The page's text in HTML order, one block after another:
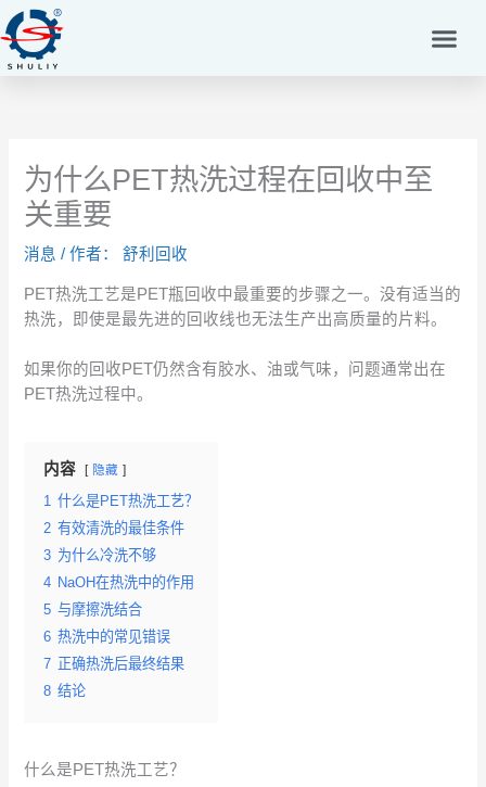
至
内
为什么PET热洗过程在回收中至
关重要
消息 / 作者： 舒利回收
PET热洗工艺是PET瓶回收中最重要的步骤之一。没有适当的
热洗，即使是最先进的回收线也无法生产出高质量的片料。
如果你的回收PET仍然含有胶水、油或气味，问题通常出在
PET热洗过程中。
内容 隐藏
1 什么是PET热洗工艺？
2 有效清洗的最佳条件
3 为什么冷洗不够
4 NaOH在热洗中的作用
5 与摩擦洗结合
6 热洗中的常见错误
7 正确热洗后最终结果
8 结论
什么是PET热洗工艺？